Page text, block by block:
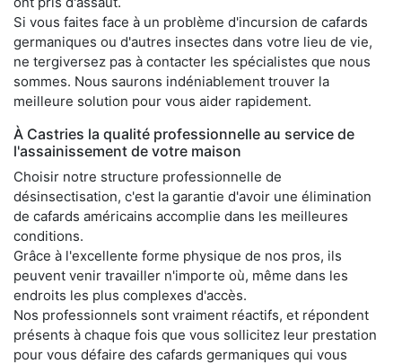
Si vous faites face à un problème d'incursion de cafards
germaniques ou d'autres insectes dans votre lieu de vie,
ne tergiversez pas à contacter les spécialistes que nous
sommes. Nous saurons indéniablement trouver la
meilleure solution pour vous aider rapidement.
À Castries la qualité professionnelle au service de
l'assainissement de votre maison
Choisir notre structure professionnelle de
désinsectisation, c'est la garantie d'avoir une élimination
de cafards américains accomplie dans les meilleures
conditions.
Grâce à l'excellente forme physique de nos pros, ils
peuvent venir travailler n'importe où, même dans les
endroits les plus complexes d'accès.
Nos professionnels sont vraiment réactifs, et répondent
présents à chaque fois que vous sollicitez leur prestation
pour vous défaire des cafards germaniques qui vous